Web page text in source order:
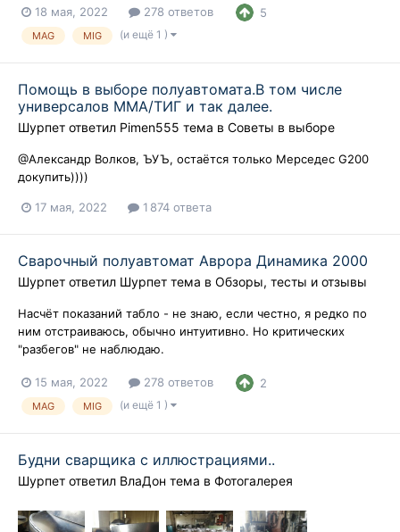
18 мая, 2022 278 ответов 5
MAG MIG (и ещё 1 )
Помощь в выборе полуавтомата.В том числе
универсалов ММА/ТИГ и так далее.
Шурпет ответил Pimen555 тема в Советы в выборе
@Александр Волков, ЪУЪ, остаётся только Мерседес G200
докупить))))
17 мая, 2022 1 874 ответа
Сварочный полуавтомат Аврора Динамика 2000
Шурпет ответил Шурпет тема в Обзоры, тесты и отзывы
Насчёт показаний табло - не знаю, если честно, я редко по
ним отстраиваюсь, обычно интуитивно. Но критических
"разбегов" не наблюдаю.
15 мая, 2022 278 ответов 2
MAG MIG (и ещё 1 )
Будни сварщика с иллюстрациями..
Шурпет ответил ВлаДон тема в Фотогалерея